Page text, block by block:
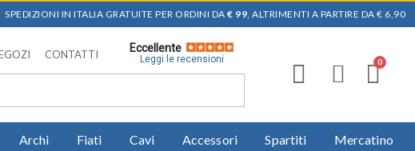
SPEDIZIONI IN ITALIA GRATUITE PER ORDINI DA € 99, ALTRIMENTI A PARTIRE DA € 6,90
CONTATTI
Eccellente
Leggi le recensioni
Archi Fiati Cavi Accessori Spartiti Mercatino